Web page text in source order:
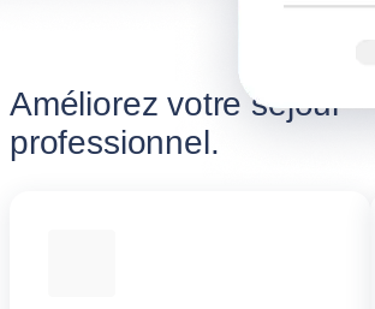
Améliorez votre séjour
professionnel.